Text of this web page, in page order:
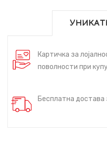
Картичка за
поволности при
Бесплатна достава